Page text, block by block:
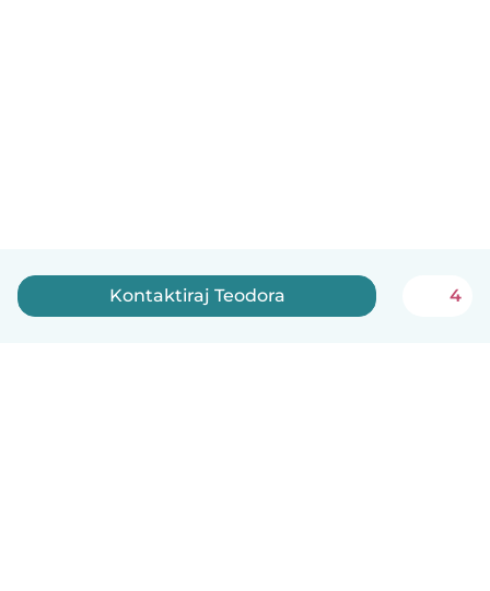
Kontaktiraj Teodora 4